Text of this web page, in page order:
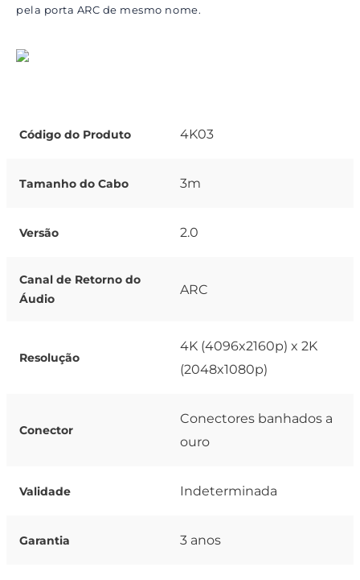
pela porta ARC de mesmo nome.
Código do Produto 4K03
Tamanho do Cabo 3m
Versão 2.0
Canal de Retorno do
Áudio
ARC
Resolução
4K (4096x2160p) x 2K
(2048x1080p)
Conector
Conectores banhados a
ouro
Validade Indeterminada
Garantia 3 anos